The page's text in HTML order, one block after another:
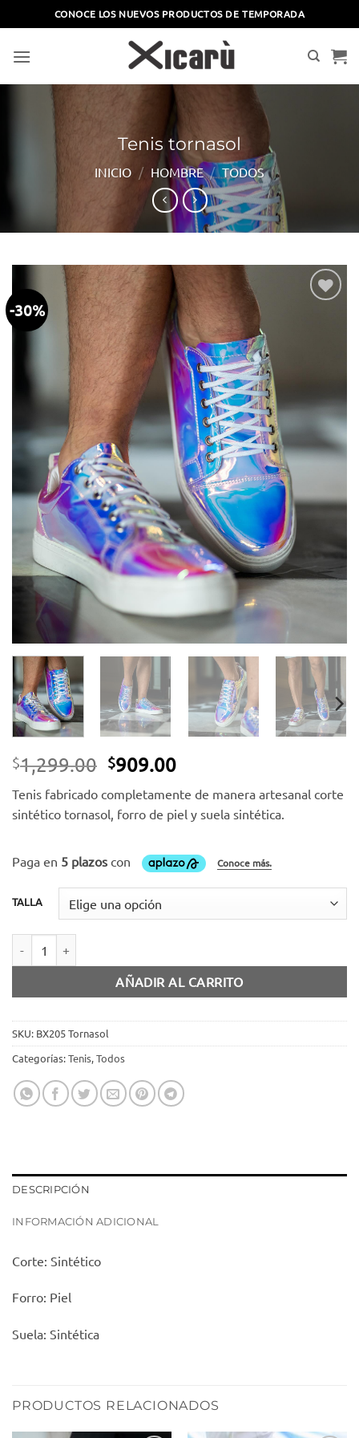
al
contenido
CONOCE LOS NUEVOS PRODUCTOS DE TEMPORADA
Tenis tornasol
INICIO / HOMBRE / TODOS
-30%
$1,299.00 El
original
era:
$909.00El
actual
es:
Tenis fabricado completamente de manera artesanal corte
sintético tornasol, forro de piel y suela sintética.
TALLA
AÑADIR AL CARRITO
SKU: BX205 Tornasol
Categorías:Tenis,Todos
DESCRIPCIÓN
INFORMACIÓN ADICIONAL
Corte: Sintético
Forro: Piel
Suela: Sintética
PRODUCTOS RELACIONADOS